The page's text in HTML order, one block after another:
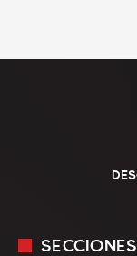
SECCIONES